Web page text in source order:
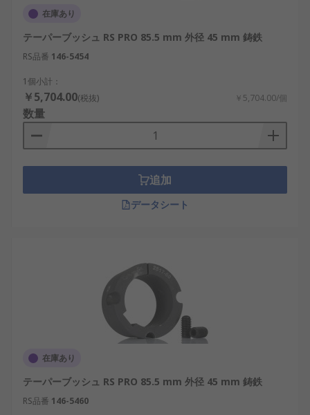
めに使用されていたキー、キー溝、止めねじ
り、取り付けを簡素化し、バックラッシュや
部品のミスアライメントのリスクを低減しま
す。
取り付けプロセス：
テーパーロックブッシュ
を取り付けるには、シャフトのテーパー端に
スライドさせます。ブッシュのロックねじや
ボルトを締め付けると、シャフトのテーパー
に圧縮され、しっかりと確実に固定されま
す。これにより、ブッシュはシャフトの所定
の位置にロックされます。
れます。通常、この部品は、ブッシュのテー
パーに正確に適合するかん合テーパーを備え
テーパーロックブッシュのロッ
クねじまたはボルトを締め付けると、ブッシ
ュは径方向に広がり、シャフト、ブッシュ、
および取り付けられた部品に強固で安全な接
続が生まれます。これにより、取り付けられ
た部品がシャフトと共に回転し、トルクとパ
在庫あり
テーパーブッシュ RS PRO 85.5 mm 外径 45 mm 鋳鉄
RS品番 146-5454
1個小計：
￥5,704.00(税抜) ￥5,704.00/個
数量
追加
データシート
在庫あり
テーパーブッシュ RS PRO 85.5 mm 外径 45 mm 鋳鉄
RS品番 146-5460